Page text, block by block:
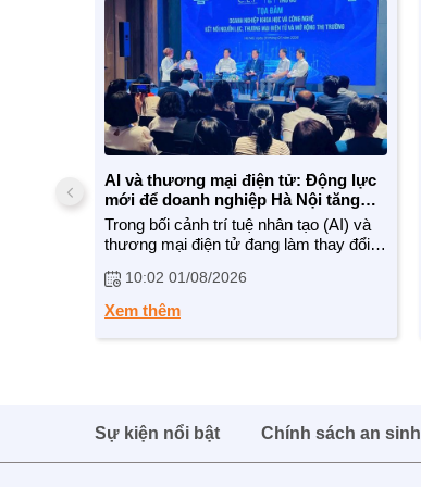
AI và thương mại điện tử: Động lực
mới để doanh nghiệp Hà Nội tăng
tốc trong kỷ nguyên số
Trong bối cảnh trí tuệ nhân tạo (AI) và
thương mại điện tử đang làm thay đổi
doanh trên toàn cầu, việc giúp doanh
nghiệp, đặc biệt là doanh nghiệp nhỏ và
vừa, nhanh chóng làm chủ công nghệ
được xem là chìa khóa mở ra dư địa
10:02 01/08/2026
Xem thêm
Sự kiện nổi bật Chính sách an sinh